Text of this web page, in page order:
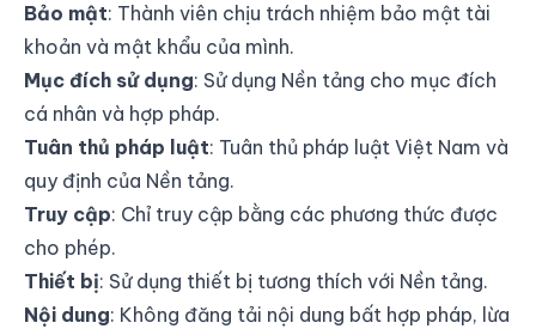
Bảo mật: Thành viên chịu trách nhiệm bảo mật tài
khoản và mật khẩu của mình.
Mục đích sử dụng: Sử dụng Nền tảng cho mục đích
cá nhân và hợp pháp.
Tuân thủ pháp luật: Tuân thủ pháp luật Việt Nam và
quy định của Nền tảng.
Truy cập: Chỉ truy cập bằng các phương thức được
cho phép.
Thiết bị: Sử dụng thiết bị tương thích với Nền tảng.
Nội dung: Không đăng tải nội dung bất hợp pháp, lừa